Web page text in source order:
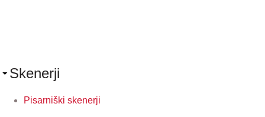
Skenerji
Pisarniški skenerji